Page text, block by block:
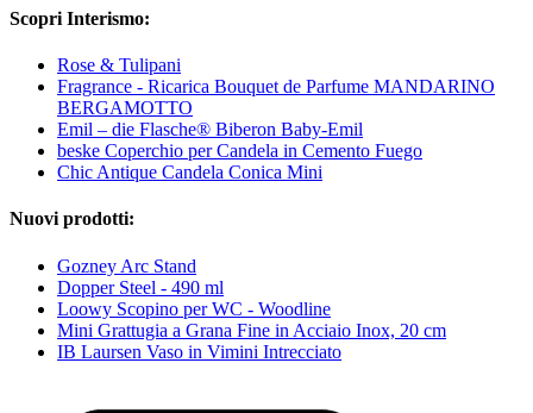
Scopri Interismo:
Rose & Tulipani
Fragrance - Ricarica Bouquet de Parfume MANDARINO
BERGAMOTTO
Emil – die Flasche® Biberon Baby-Emil
beske Coperchio per Candela in Cemento Fuego
Chic Antique Candela Conica Mini
Nuovi prodotti:
Gozney Arc Stand
Dopper Steel - 490 ml
Loowy Scopino per WC - Woodline
Mini Grattugia a Grana Fine in Acciaio Inox, 20 cm
IB Laursen Vaso in Vimini Intrecciato